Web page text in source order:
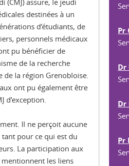
(CMJ) assure, le jeudi
destinées à un
d’étudiants, de
personnels médicaux
pu bénéficier de
de la recherche
de la région Grenobloise.
ont pu également être
d’exception.
Il ne perçoit aucune
pour ce qui est du
La participation aux
les liens
Pr
Dr
Dr
Pr